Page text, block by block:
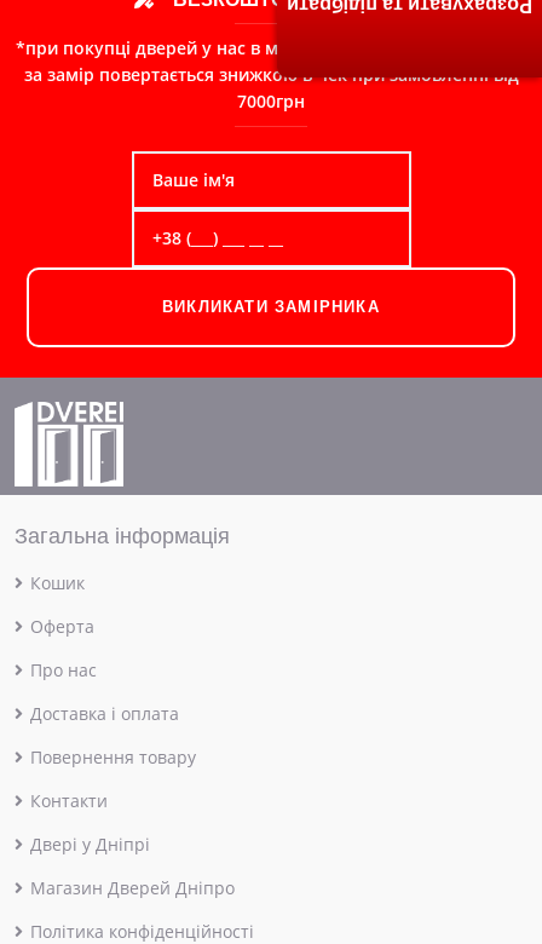
*при покупці дверей у нас в магазині, сума сплачена Вами
за замір повертається знижкою в чек при замовленні від
7000грн
ВИКЛИКАТИ ЗАМІРНИКА
Загальна інформація
Кошик
Оферта
Про нас
Доставка і оплата
Повернення товару
Контакти
Двері у Дніпрі
Магазин Дверей Дніпро
Політика конфіденційності
Розрахувати та підібрати